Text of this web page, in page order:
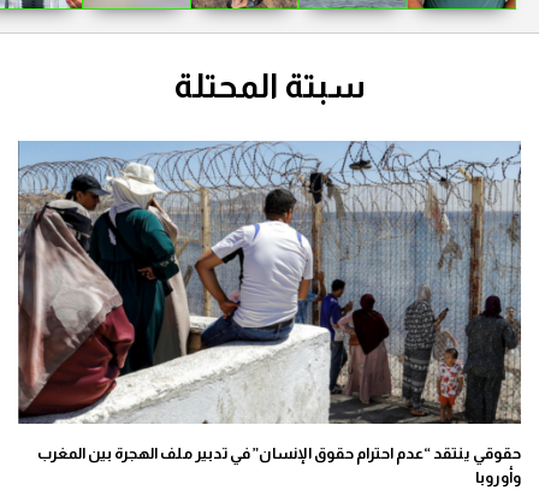
سبتة المحتلة
حقوقي ينتقد “عدم احترام حقوق الإنسان” في تدبير ملف الهجرة بين المغرب
وأوروبا